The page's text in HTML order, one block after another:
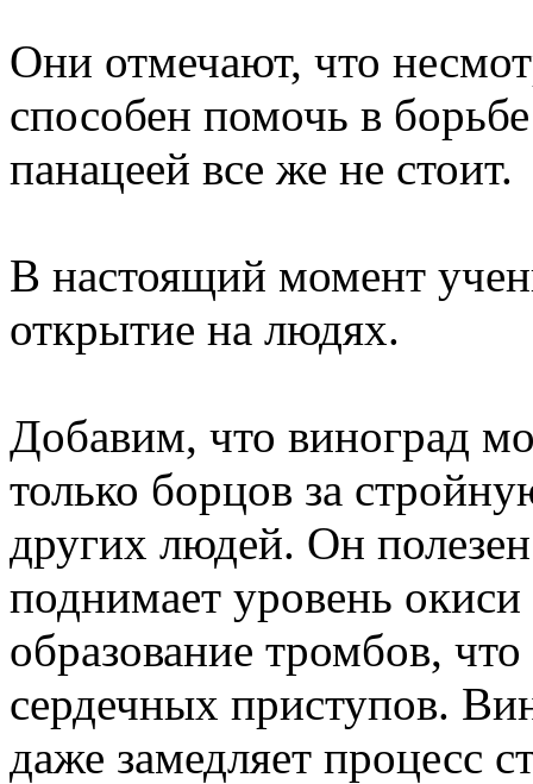
Они отмечают, что
способен помочь в
панацеей все же не стоит.
В настоящий момент
открытие на людях.
Добавим, что виноград
только борцов за
других людей. Он
поднимает уровень
образование тромбов,
сердечных приступов.
даже замедляет процесс